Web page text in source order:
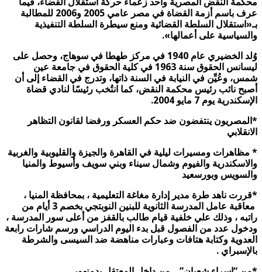
عرف باسم أزمة القضاة في مصر عامي 2005 و2006 للمطالبة
بـ«استقلال السلطة القضائية ومنع سيطرة السلطة التنفيذية
والسياسية على أعمالها».
وُلد الخضيري عام 1940 في مركز طهطا في سوهاج، وحصل على
ليسانس الحقوق سنة 1963 في كلية الحقوق في جامعة عين
شمس، وعُيِّن في النيابة في السنة ذاتها، وتدرج في القضاء إلى أن
أصبح نائب رئيس محكمة النقض، كما انتُخب رئيسًا لنادي قضاة
الإسكندرية يوم 7 مايو 2004.
*المصريون ينتفضون ضد حكم العسكر ورفضا لقانون التظاهر
الانقلابي
* مظاهرات ومسيرات ليلية في القاهرة والجيزة والقليوبية والغربية
والاسكندرية والفيوم وشمال سيناء وبني سويف وأسيوط والمنيا
والسويس وبورسعيد
*قررت ناهد طرة مدير إدارة مغاغة التعليمية ، بمحافظة المنيا ،
معاقبة عامل المدرسة الثانوية للبنين النوبتجي بخصم 3 أيام من
راتبه ، وذلك علي خلفية قيام طالب بالقفز من أعلى سور المدرسة ،
ودخول عدد من الفصول قبل بدء اليوم الدراسي ورسم شارات رابعة
العدوية وكتابة هتافات وعبارات مناهضة ضد السيسى والشرطة
بالإسبراي .